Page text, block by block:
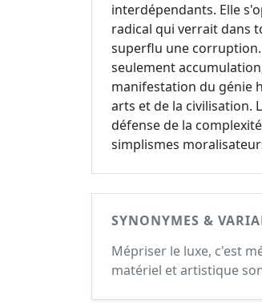
interdépendants. Elle
radical qui verrait dans
superflu une corruption.
seulement
manifestation du génie
arts et de la civilisation.
défense de la
simplismes
SYNONYMES &
Mépriser le luxe, c'est
matériel et artistique